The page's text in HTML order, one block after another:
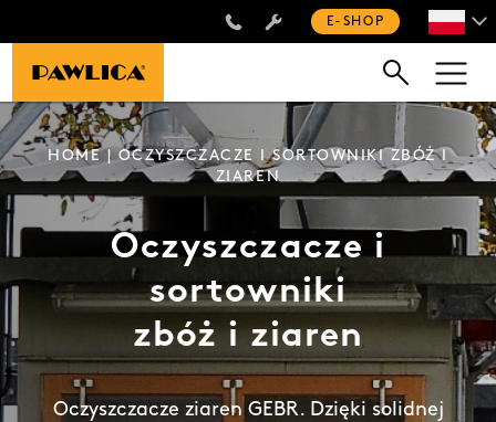
E-SHOP
HOME | OCZYSZCZACZE I SORTOWNIKI ZBÓŻ I
ZIAREN
Oczyszczacze i
sortowniki
zbóż i ziaren
Oczyszczacze ziaren GEBR. Dzięki solidnej